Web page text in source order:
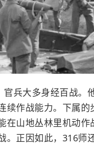
兵大多身经百战。
续作战能力。下属
在山地丛林里机动作
。正因如此，316师